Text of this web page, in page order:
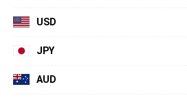
USD
JPY
AUD